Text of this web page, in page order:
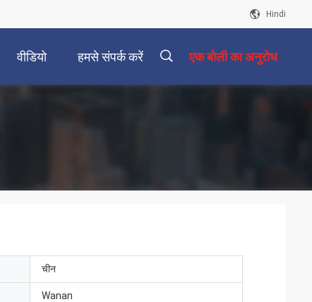
Hindi
वीडियो हमसे संपर्क करें एक बोली का अनुरोध
चीन
Wanan